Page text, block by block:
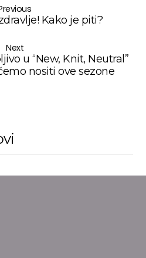
Kako je piti?
Next
u “New, Knit, Neutral”
nositi ove sezone